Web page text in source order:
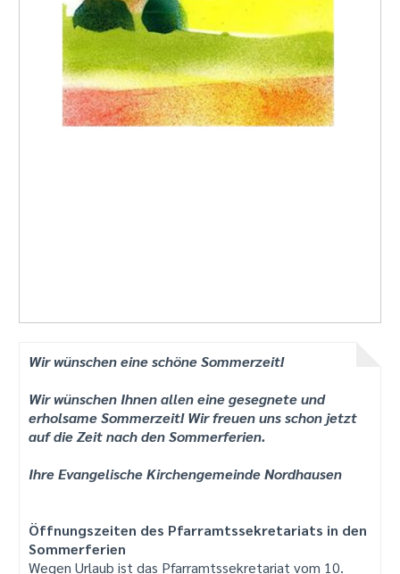
Wir wünschen eine schöne Sommerzeit!
Wir wünschen Ihnen allen eine gesegnete und
erholsame Sommerzeit! Wir freuen uns schon jetzt
auf die Zeit nach den Sommerferien.
Ihre Evangelische Kirchengemeinde Nordhausen
Öffnungszeiten des Pfarramtssekretariats in den
Sommerferien
Wegen Urlaub ist das Pfarramtssekretariat vom 10.